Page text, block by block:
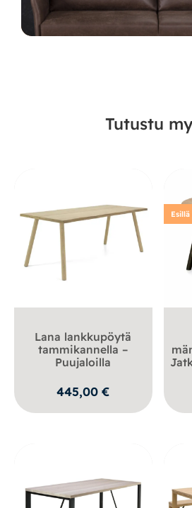
Tutustu
Lana lankkupöytä
tammikannella –
Puujaloilla
445,00€